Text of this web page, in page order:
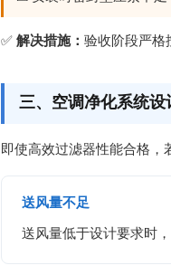
✅ 解决措施： 验收阶段严格
三、空调净化系统
即使高效过滤器性能合格，
送风量不足
送风量低于设计要求时